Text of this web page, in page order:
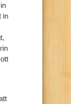
in